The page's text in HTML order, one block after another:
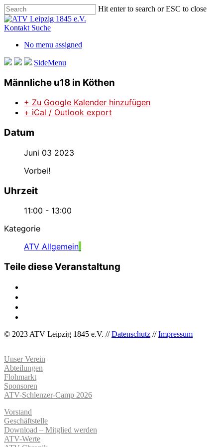
Skip
to
main
Hit enter to search or ESC to close
Close
Search
Kontakt Suche
No menu assigned
SideMenu
Männliche u18 in Köthen
+ Zu Google Kalender hinzufügen
+ iCal / Outlook export
Datum
Juni 03 2023
Vorbei!
Uhrzeit
11:00 - 13:00
Kategorie
ATV Allgemein
Teile diese Veranstaltung
© 2023 ATV Leipzig 1845 e.V. //Datenschutz //Impressum
Unser Verein
Abteilungen
Flohmarkt
Sponsoren
ATV-Schlenzer-Camp 2026
Vorstand
Geschäftstelle
Download – Mitglied werden
ATV-Werte